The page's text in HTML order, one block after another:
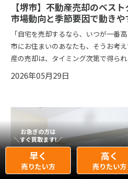
【堺市】不動産売却のベス
市場動向と季節要因で動き
「自宅を売却するなら、いつが一番
市にお住まいのあなたも、そうお考
産の売却は、タイミング次第で得ら
ともあります。特に、新生活の準備が
けての秋口は、不動産市場が活気づ
めて良いのでしょうか？ この記事で
動産市場の最新動向を踏まえつつ、
売却に適した時期の見極め方につい
す。ご自身の物件を最も有利な条件
するためのヒントがここにあります。
2026年05月29日
早く
売りたい方
お急ぎの方は
＼すぐ買取ます!／
高く
売りたい方